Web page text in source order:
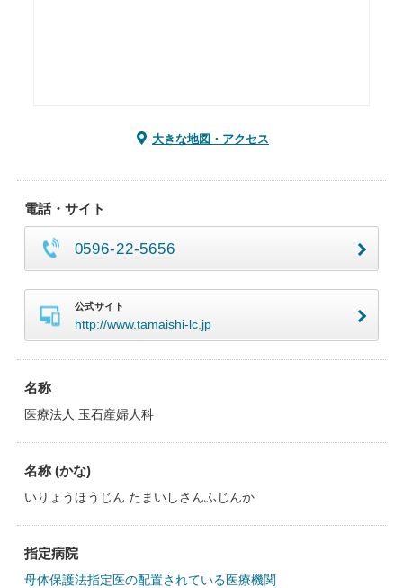
大きな地図・アクセス
電話・サイト
0596-22-5656
公式サイト
http://www.tamaishi-lc.jp
名称
医療法人 玉石産婦人科
名称 (かな)
いりょうほうじん たまいしさんふじんか
指定病院
母体保護法指定医の配置されている医療機関